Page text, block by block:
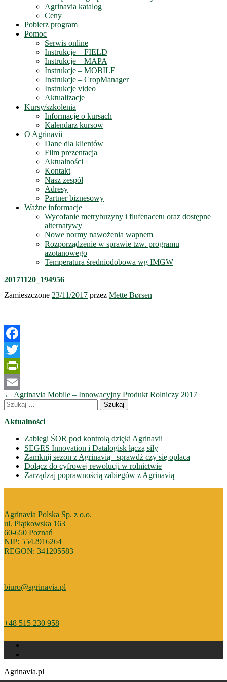
Agrinavia katalog
Ceny
Pobierz program
Pomoc
Serwis online
Instrukcje – FIELD
Instrukcje – MAPA
Instrukcje – MOBILE
Instrukcje – CropManager
Instrukcje video
Aktualizacje
Kursy/szkolenia
Informacje o kursach
Kalendarz kursow
O Agrinavii
Dane dla klientów
Film prezentacja
Aktualności
Kontakt
Nasz zespół
Adresy
Partner biznesowy
Ważne informacje
Wycofanie metrybuzyny i flufenacetu oraz dostępne
alternatywy
Nowe normy nawożenia wapnem
Rozporządzenie w sprawie tzw. programu
azotanowego
Temperatura średniodobowa wg IMGW
20171120_194956
Zamieszczone 23/11/2017 przez Mette Børsen
Facebook
Twitter
PrintFriendly
Email
Nawigacja
wpisów
← Agrinavia Mobile – Innowacyjny Produkt Rolniczy 2017
Szukaj:
Aktualności
Zabiegi ŚOR pod kontrolą dzięki Agrinavii
SEGES Innovation i Datalogisk łączą siły
Zamknij sezon z Agrinavią– sprawdż czy się opłaca
Dołącz do cyfrowej rewolucji w rolnictwie
Zarządzaj poprawnością zabiegów z Agrinavią
Agrinavia Polska Sp. z o.o.
ul. Piątkowska 163
60-650 Poznań
NIP: 5542916264
REGON: 341205583
biuro@agrinavia.pl
+48 515 230 958
Agrinavia.pl